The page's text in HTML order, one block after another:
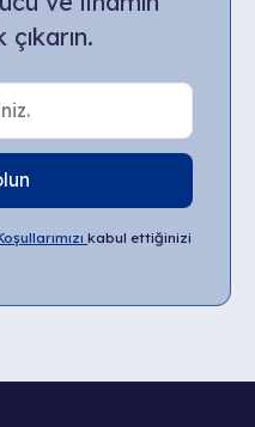
kabul ettiğinizi